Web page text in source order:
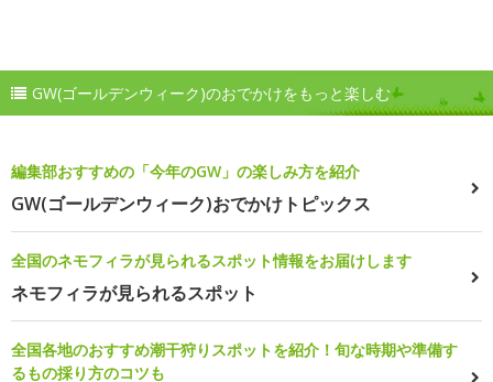
GW(ゴールデンウィーク)のおでかけをもっと楽しむ
編集部おすすめの「今年のGW」の楽しみ方を紹介
GW(ゴールデンウィーク)おでかけトピックス
全国のネモフィラが見られるスポット情報をお届けします
ネモフィラが見られるスポット
全国各地のおすすめ潮干狩りスポットを紹介！旬な時期や準備す
るもの採り方のコツも